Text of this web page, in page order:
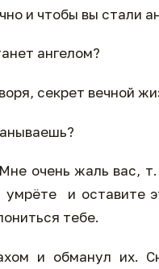
и чтобы вы стали
ангелом?
секрет вечной
очень жаль вас,
и оставите
тебе.
и обманул их.